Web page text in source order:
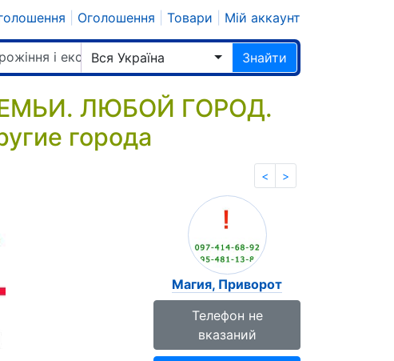
Оголошення Товари Мій аккаунт
і екстрасенси
Вся Україна Знайти
ЛЮБОЙ ГОРОД.
города
< >
Магия, Приворот
Телефон не
вказаний